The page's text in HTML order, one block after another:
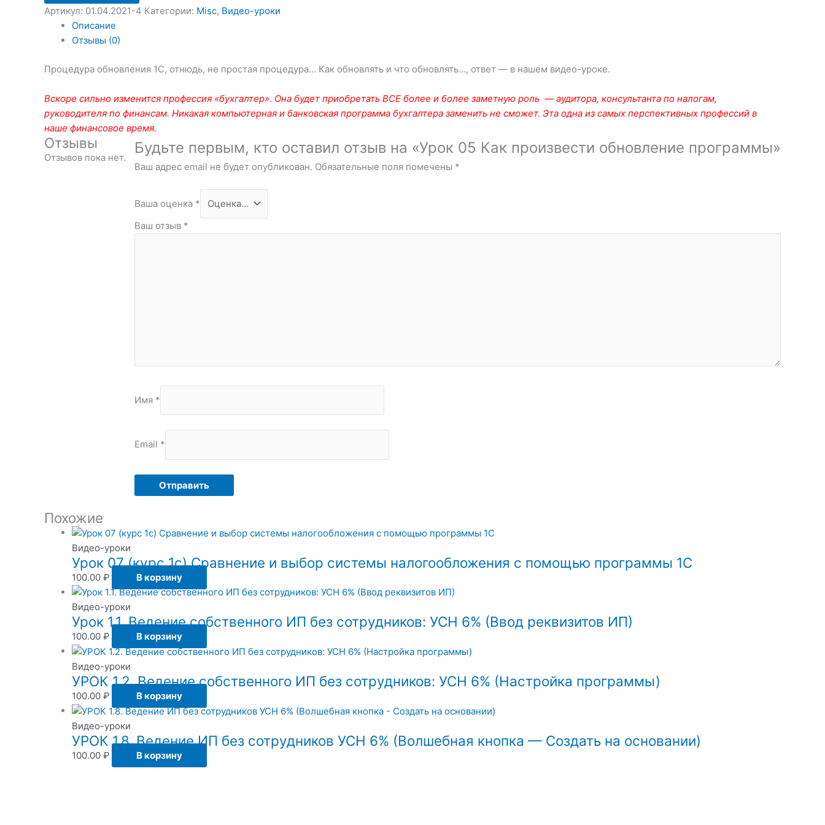
Артикул: 01.04.2021-4 Категории: Misc, Видео-уроки
Описание
Отзывы (0)
Процедура обновления 1С, отнюдь, не простая процедура… Как обновлять и что обновлять…, ответ — в нашем видео-уроке.
Вскоре сильно изменится профессия «бухгалтер». Она будет приобретать ВСЕ более и более заметную роль — аудитора, консультанта по налогам,
руководителя по финансам. Никакая компьютерная и банковская программа бухгалтера заменить не сможет. Эта одна из самых перспективных профессий в
наше финансовое время.
Отзывы
Отзывов пока нет.
Будьте первым, кто оставил отзыв на «Урок 05 Как произвести обновление программы»
Ваш адрес email не будет опубликован. Обязательные поля помечены *
Ваша оценка *
Ваш отзыв *
Имя *
Email *
Похожие
Видео-уроки
Урок 07 (курс 1с) Сравнение и выбор системы налогообложения с помощью программы 1С
100.00 ₽ В корзину
Видео-уроки
Урок 1.1. Ведение собственного ИП без сотрудников: УСН 6% (Ввод реквизитов ИП)
100.00 ₽ В корзину
Видео-уроки
УРОК 1.2. Ведение собственного ИП без сотрудников: УСН 6% (Настройка программы)
100.00 ₽ В корзину
Видео-уроки
УРОК 1.8. Ведение ИП без сотрудников УСН 6% (Волшебная кнопка — Создать на основании)
100.00 ₽ В корзину